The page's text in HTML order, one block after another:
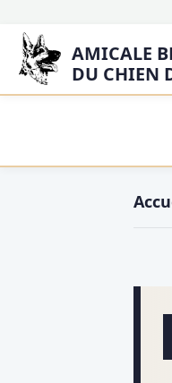
AMICALE
DU CHIEN